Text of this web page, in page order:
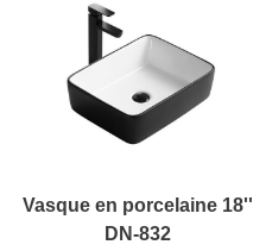
Vasque en porcelaine 18''
DN-832